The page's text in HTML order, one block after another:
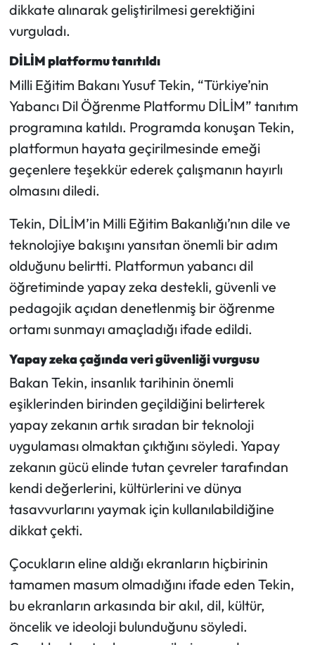
dikkate alınarak geliştirilmesi gerektiğini
vurguladı.
DİLİM platformu tanıtıldı
Milli Eğitim Bakanı Yusuf Tekin, “Türkiye’nin
Yabancı Dil Öğrenme Platformu DİLİM” tanıtım
programına katıldı. Programda konuşan Tekin,
platformun hayata geçirilmesinde emeği
geçenlere teşekkür ederek çalışmanın hayırlı
olmasını diledi.
Tekin, DİLİM’in Milli Eğitim Bakanlığı’nın dile ve
teknolojiye bakışını yansıtan önemli bir adım
olduğunu belirtti. Platformun yabancı dil
öğretiminde yapay zeka destekli, güvenli ve
pedagojik açıdan denetlenmiş bir öğrenme
ortamı sunmayı amaçladığı ifade edildi.
Yapay zeka çağında veri güvenliği vurgusu
Bakan Tekin, insanlık tarihinin önemli
eşiklerinden birinden geçildiğini belirterek
yapay zekanın artık sıradan bir teknoloji
uygulaması olmaktan çıktığını söyledi. Yapay
zekanın gücü elinde tutan çevreler tarafından
kendi değerlerini, kültürlerini ve dünya
tasavvurlarını yaymak için kullanılabildiğine
dikkat çekti.
Çocukların eline aldığı ekranların hiçbirinin
tamamen masum olmadığını ifade eden Tekin,
bu ekranların arkasında bir akıl, dil, kültür,
öncelik ve ideoloji bulunduğunu söyledi.
Otomotiv
Resmi İlan
Resmi Reklam
Sağlık
Siyaset
Sungurlu Haberleri
Turizm
Uğurludağ Haberleri
Yayla Haber
Yemek Tarifleri
Yerel Haberler